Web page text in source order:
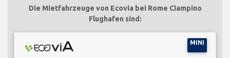
Die Mietfahrzeuge von Ecovia bei Rome Ciampino
Flughafen sind:
MINI